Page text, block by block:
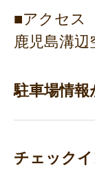
■アクセス
鹿児島溝辺
駐車場情報
チェック